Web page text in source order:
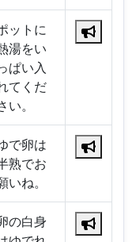
ットに
湯をい
ぱい入
てくだ
い。
で卵は
熟でお
いね。
の白身